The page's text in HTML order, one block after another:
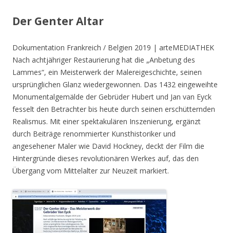
Der Genter Altar
Dokumentation Frankreich / Belgien 2019 | arteMEDIATHEK
Nach achtjähriger Restaurierung hat die „Anbetung des
Lammes“, ein Meisterwerk der Malereigeschichte, seinen
ursprünglichen Glanz wiedergewonnen. Das 1432 eingeweihte
Monumentalgemälde der Gebrüder Hubert und Jan van Eyck
fesselt den Betrachter bis heute durch seinen erschütternden
Realismus. Mit einer spektakulären Inszenierung, ergänzt
durch Beiträge renommierter Kunsthistoriker und
angesehener Maler wie David Hockney, deckt der Film die
Hintergründe dieses revolutionären Werkes auf, das den
Übergang vom Mittelalter zur Neuzeit markiert.